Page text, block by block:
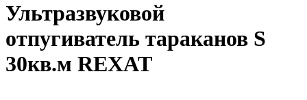
Ультразвуковой
отпугиватель тараканов S
30кв.м REXAT